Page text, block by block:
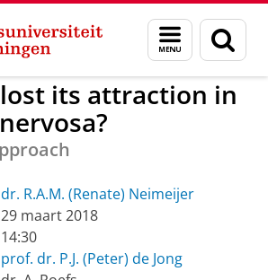
Menu
en
zoeken
Promoties GMW
its attraction in
dr. R.A.M. (Renate) Neimeijer
29 maart 2018
14:30
prof. dr. P.J. (Peter) de Jong